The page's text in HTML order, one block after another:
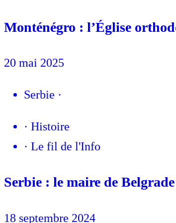
Monténégro : l’Église
20 mai 2025
Serbie ·
· Histoire
· Le fil de l'Info
Serbie : le maire de
18 septembre 2024